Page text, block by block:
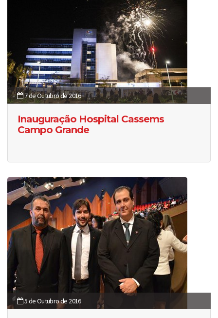
7 de Outubro de 2016
Inauguração Hospital Cassems
Campo Grande
5 de Outubro de 2016